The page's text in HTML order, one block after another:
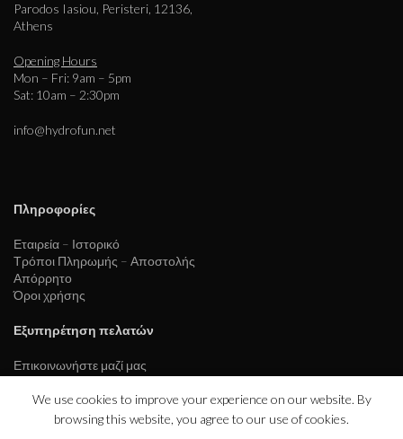
Parodos Iasiou, Peristeri, 12136,
Athens
Opening Hours
Mon – Fri: 9am – 5pm
Sat: 10am – 2:30pm
info@hydrofun.net
Πληροφορίες
Εταιρεία – Ιστορικό
Τρόποι Πληρωμής – Αποστολής
Απόρρητο
Όροι χρήσης
Εξυπηρέτηση πελατών
Επικοινωνήστε μαζί μας
We use cookies to improve your experience on our website. By
browsing this website, you agree to our use of cookies.